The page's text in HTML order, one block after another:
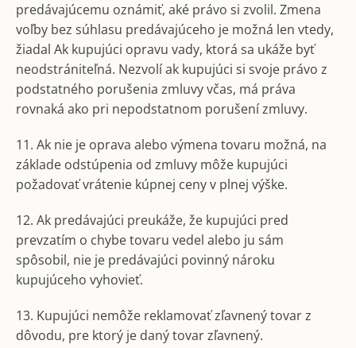
predávajúcemu oznámiť, aké právo si zvolil. Zmena
voľby bez súhlasu predávajúceho je možná len vtedy,
žiadal Ak kupujúci opravu vady, ktorá sa ukáže byť
neodstrániteľná. Nezvolí ak kupujúci si svoje právo z
podstatného porušenia zmluvy včas, má práva
rovnaká ako pri nepodstatnom porušení zmluvy.
11. Ak nie je oprava alebo výmena tovaru možná, na
základe odstúpenia od zmluvy môže kupujúci
požadovať vrátenie kúpnej ceny v plnej výške.
12. Ak predávajúci preukáže, že kupujúci pred
prevzatím o chybe tovaru vedel alebo ju sám
spôsobil, nie je predávajúci povinný nároku
kupujúceho vyhovieť.
13. Kupujúci nemôže reklamovať zľavnený tovar z
dôvodu, pre ktorý je daný tovar zľavnený.